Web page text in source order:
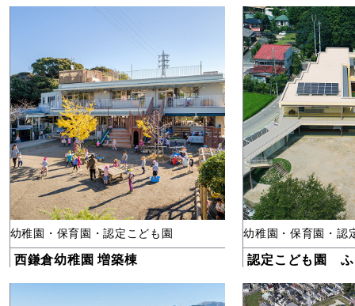
幼稚園・保育園・認定こども園
西鎌倉幼稚園 増築棟
幼稚園・保育園・認
認定こども園 ふ